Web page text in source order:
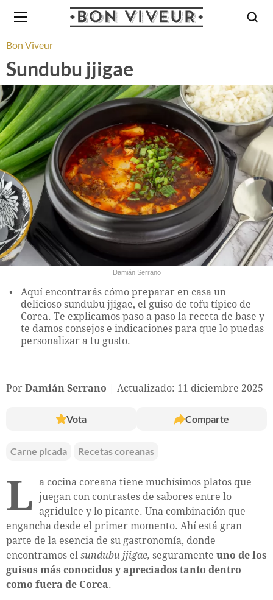
Bon Viveur
Sundubu jjigae
Damián Serrano
Aquí encontrarás cómo preparar en casa un
delicioso sundubu jjigae, el guiso de tofu típico de
Corea. Te explicamos paso a paso la receta de base y
te damos consejos e indicaciones para que lo puedas
personalizar a tu gusto.
Por Damián Serrano Actualizado: 11 diciembre 2025
Vota Comparte
Carne picada Recetas coreanas
L a cocina coreana tiene muchísimos platos que
juegan con contrastes de sabores entre lo
agridulce y lo picante. Una combinación que
engancha desde el primer momento. Ahí está gran
parte de la esencia de su gastronomía, donde
encontramos el sundubu jjigae, seguramente uno de los
guisos más conocidos y apreciados tanto dentro
como fuera de Corea.